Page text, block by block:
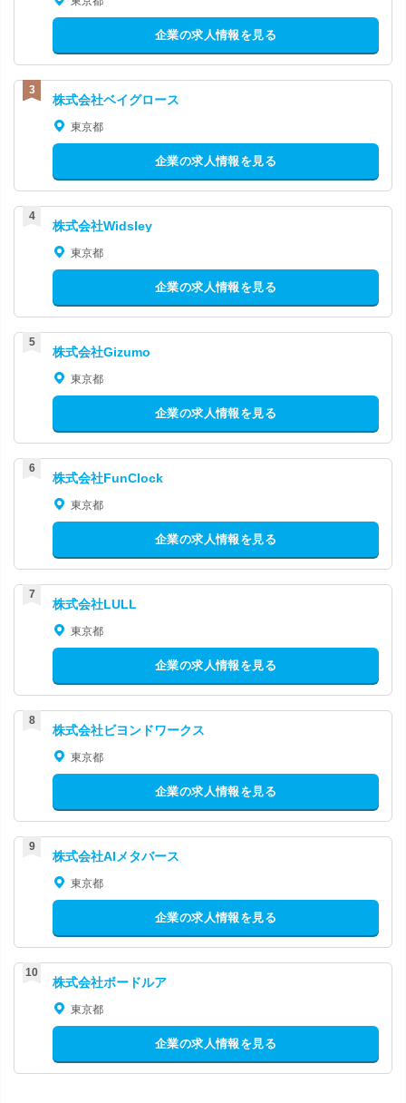
企業の求人情報を見る
株式会社ベイグロース
東京都
企業の求人情報を見る
株式会社Widsley
東京都
企業の求人情報を見る
株式会社Gizumo
東京都
企業の求人情報を見る
株式会社FunClock
東京都
企業の求人情報を見る
株式会社LULL
東京都
企業の求人情報を見る
株式会社ビヨンドワークス
東京都
企業の求人情報を見る
株式会社AIメタバース
東京都
企業の求人情報を見る
株式会社ボードルア
東京都
企業の求人情報を見る